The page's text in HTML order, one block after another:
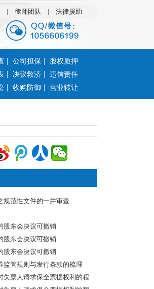
| 律师团队 | 法律援助
| 公司担保 |
股权质押
| 决议救济 |
违信责任
| 收购防御 | 营业转让
规范性文件的一并审查
股东会决议可撤销
股东会决议可撤销
股东会决议可撤销
监管规则与发行条款的梳理
失票人请求保全票据权利的程